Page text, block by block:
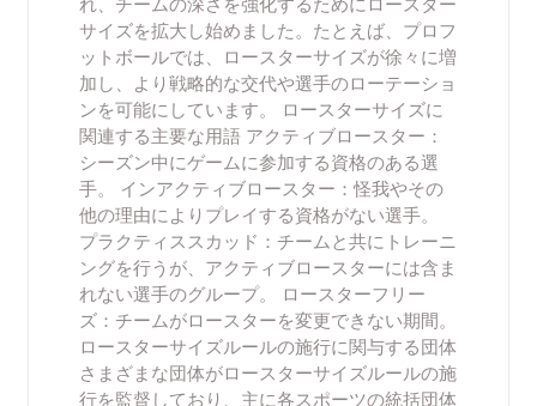
サイズを拡大し始めました。たとえば、プロフ
ットボールでは、ロースターサイズが徐々に増
加し、より戦略的な交代や選手のローテーショ
ンを可能にしています。 ロースターサイズに
関連する主要な用語 アクティブロースター：
シーズン中にゲームに参加する資格のある選
手。 インアクティブロースター：怪我やその
他の理由によりプレイする資格がない選手。
プラクティススカッド：チームと共にトレーニ
ングを行うが、アクティブロースターには含ま
れない選手のグループ。 ロースターフリー
ズ：チームがロースターを変更できない期間。
ロースターサイズルールの施行に関与する団体
さまざまな団体がロースターサイズルールの施
行を監督しており、主に各スポーツの統括団体